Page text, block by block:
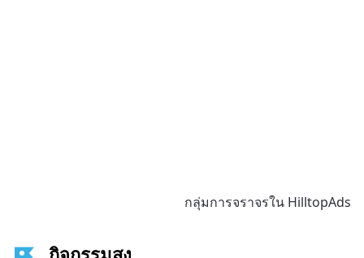
กลุ่มการจราจรใน HilltopAds